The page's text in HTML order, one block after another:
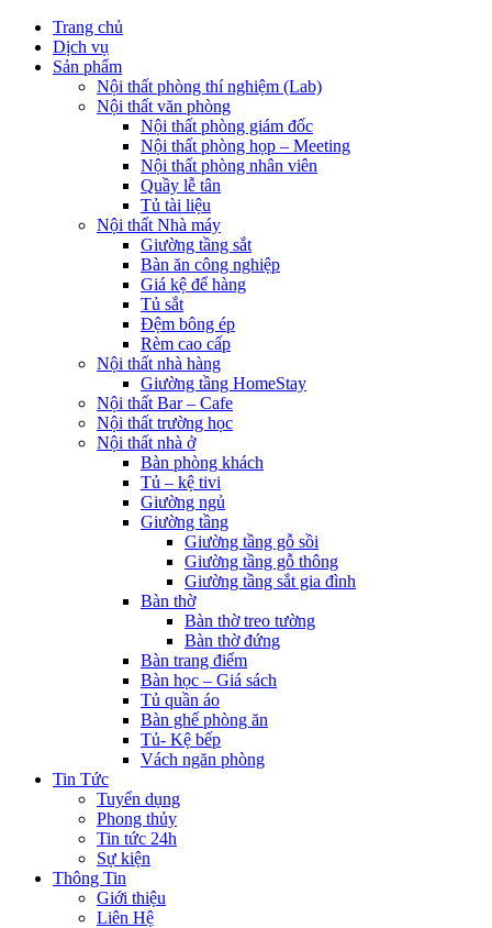
Trang chủ
Dịch vụ
Sản phẩm
Nội thất phòng thí nghiệm (Lab)
Nội thất văn phòng
Nội thất phòng giám đốc
Nội thất phòng họp – Meeting
Nội thất phòng nhân viên
Quầy lễ tân
Tủ tài liệu
Nội thất Nhà máy
Giường tầng sắt
Bàn ăn công nghiệp
Giá kệ để hàng
Tủ sắt
Đệm bông ép
Rèm cao cấp
Nội thất nhà hàng
Giường tầng HomeStay
Nội thất Bar – Cafe
Nội thất trường học
Nội thất nhà ở
Bàn phòng khách
Tủ – kệ tivi
Giường ngủ
Giường tầng
Giường tầng gỗ sồi
Giường tầng gỗ thông
Giường tầng sắt gia đình
Bàn thờ
Bàn thờ treo tường
Bàn thờ đứng
Bàn trang điểm
Bàn học – Giá sách
Tủ quần áo
Bàn ghế phòng ăn
Tủ- Kệ bếp
Vách ngăn phòng
Tin Tức
Tuyển dụng
Phong thủy
Tin tức 24h
Sự kiện
Thông Tin
Giới thiệu
Liên Hệ